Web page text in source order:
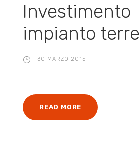
Investimento
impianto terre
30 MARZO 2015
READ MORE